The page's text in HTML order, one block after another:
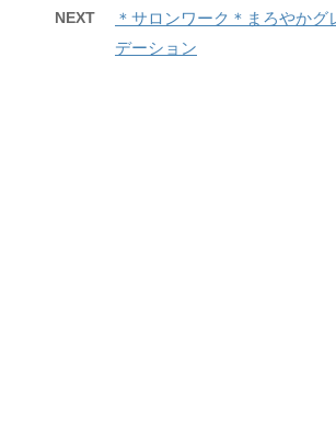
NEXT
＊サロンワーク＊まろやかグ
デーション